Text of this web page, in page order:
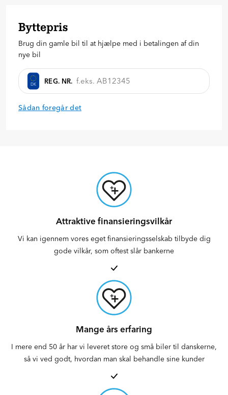
20%
Byttepris
Brug din gamle bil til at hjælpe med i betalingen af din
nye bil
DK REG. NR.
Sådan foregår det
Attraktive finansieringsvilkår
Vi kan igennem vores eget finansieringsselskab tilbyde dig
gode vilkår, som oftest slår bankerne
Mange års erfaring
I mere end 50 år har vi leveret store og små biler til danskerne,
så vi ved godt, hvordan man skal behandle sine kunder